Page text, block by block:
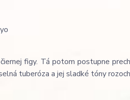
figy. Tá potom postupne
tuberóza a jej sladké tóny